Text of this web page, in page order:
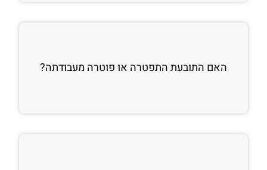
האם התובעת התפטרה או פוטרה מעבודתה?